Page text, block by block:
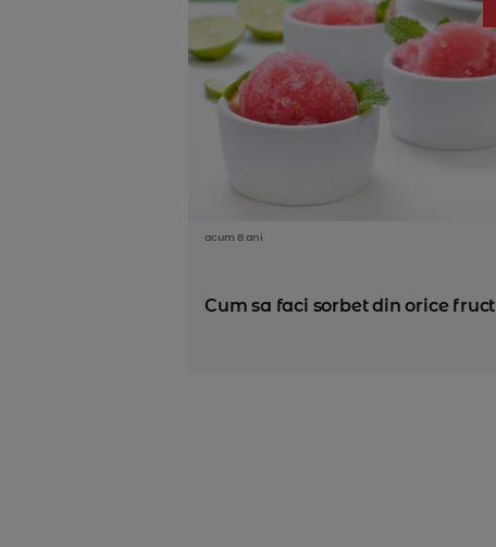
acum 8 ani
Cum sa faci sorbet din orice fruct